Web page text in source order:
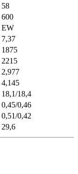
58
600
EW
7,37
1875
2215
2,977
4,145
18,1/18,4
0,45/0,46
0,51/0,42
29,6